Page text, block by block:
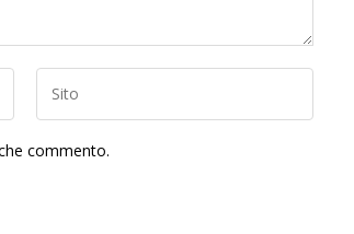
commento.